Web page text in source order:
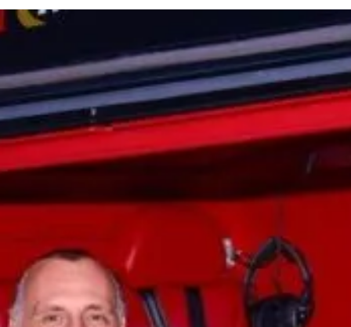
Hoverfly nel segmento del trasporto elicotteristico executive,
corporate e lavoro aereo, nonché per il trasporto medico aereo. Il
contratto è stato firmato nella sede commerciale Hoverfly di Pescar